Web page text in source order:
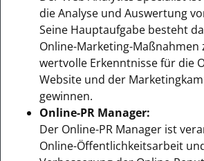
die Analyse und Auswertung
Seine Hauptaufgabe besteht
Online-Marketing-Maßnahmen
wertvolle Erkenntnisse für die
Website und der
gewinnen.
Online-PR Manager:
Der Online-PR Manager ist
Online-Öffentlichkeitsarbeit